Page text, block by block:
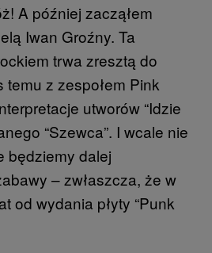
A później zacząłem
Iwan Groźny. Ta
trwa zresztą do
z zespołem Pink
utworów “Idzie
“Szewca”. I wcale nie
będziemy dalej
– zwłaszcza, że w
od wydania płyty “Punk